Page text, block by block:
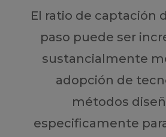
El ratio de captación
paso puede ser
sustancialmente
adopción de
métodos
especificamente